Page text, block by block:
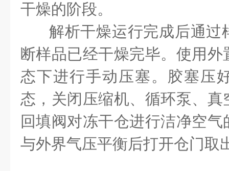
干燥的阶段。
解析干燥运行完成后通过
断样品已经干燥完毕。使用
态下进行手动压塞。胶塞压
态，关闭压缩机、循环泵、
回填阀对冻干仓进行洁净空
与外界气压平衡后打开仓门取